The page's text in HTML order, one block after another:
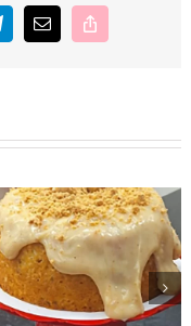
E-
Copy